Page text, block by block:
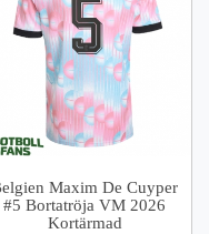
Maxim De Cuyper
#5 Bortatröja VM 2026
Kortärmad